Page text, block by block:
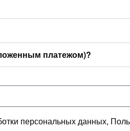
платежом)?
персональных данных,